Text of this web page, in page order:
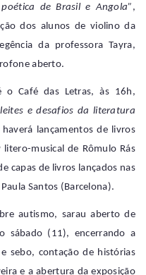
de Brasil e Angola” ,
dos alunos de violino da
da professora Tayra,
aberto.
o Café das Letras, às 16h,
e desafios da literatura
lançamentos de livros
musical de Rômulo Rás
capas de livros lançados nas
Santos (Barcelona).
autismo, sarau aberto de
sábado (11), encerrando a
sebo, contação de histórias
e a abertura da exposição